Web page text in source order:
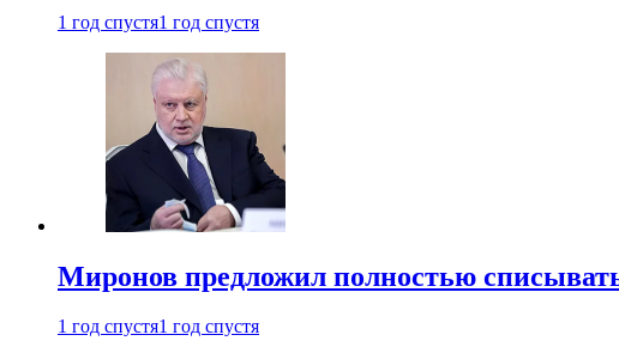
1 год спустя1 год спустя
Миронов предложил полностью
1 год спустя1 год спустя